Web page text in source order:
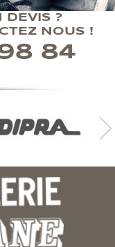
DEVIS ?
NOUS !
84